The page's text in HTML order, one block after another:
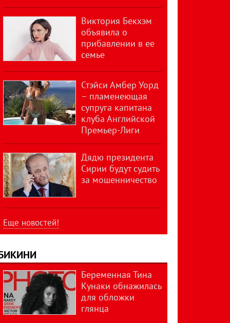
Виктория Бекхэм
объявила о
прибавлении в ее
семье
Стэйси Амбер Уорд
– пламенеющая
супруга капитана
клуба Английской
Премьер-Лиги
Дядю президента
Сирии будут судить
за мошенничество
Еще новостей!
Беременная Тина
Кунаки обнажилась
для обложки
глянца